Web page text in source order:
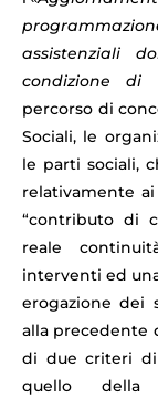
assistenziali
condizione di
percorso di
Sociali, le
le parti sociali,
relativamente
“contributo di
reale
interventi ed
erogazione dei
alla precedente
di due criteri di
quello della